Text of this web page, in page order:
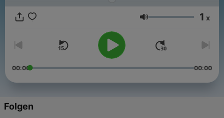
Lautstärke 1 x
00:00 00:00
Folgen